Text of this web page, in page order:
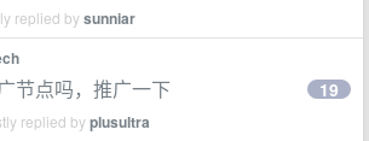
replied bysunniar
节点吗，推广一下
replied byplusultra
19